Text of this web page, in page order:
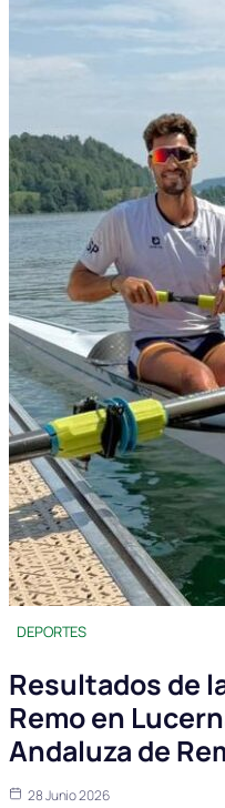
DEPORTES
Resultados de
Remo en
Andaluza de
28 Junio 2026